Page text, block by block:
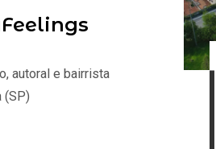
autoral e bairrista
(SP)